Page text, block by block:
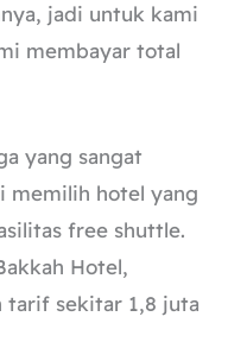
jadi untuk kami
membayar total
yang sangat
memilih hotel yang
free shuttle.
Hotel,
tarif sekitar 1,8 juta